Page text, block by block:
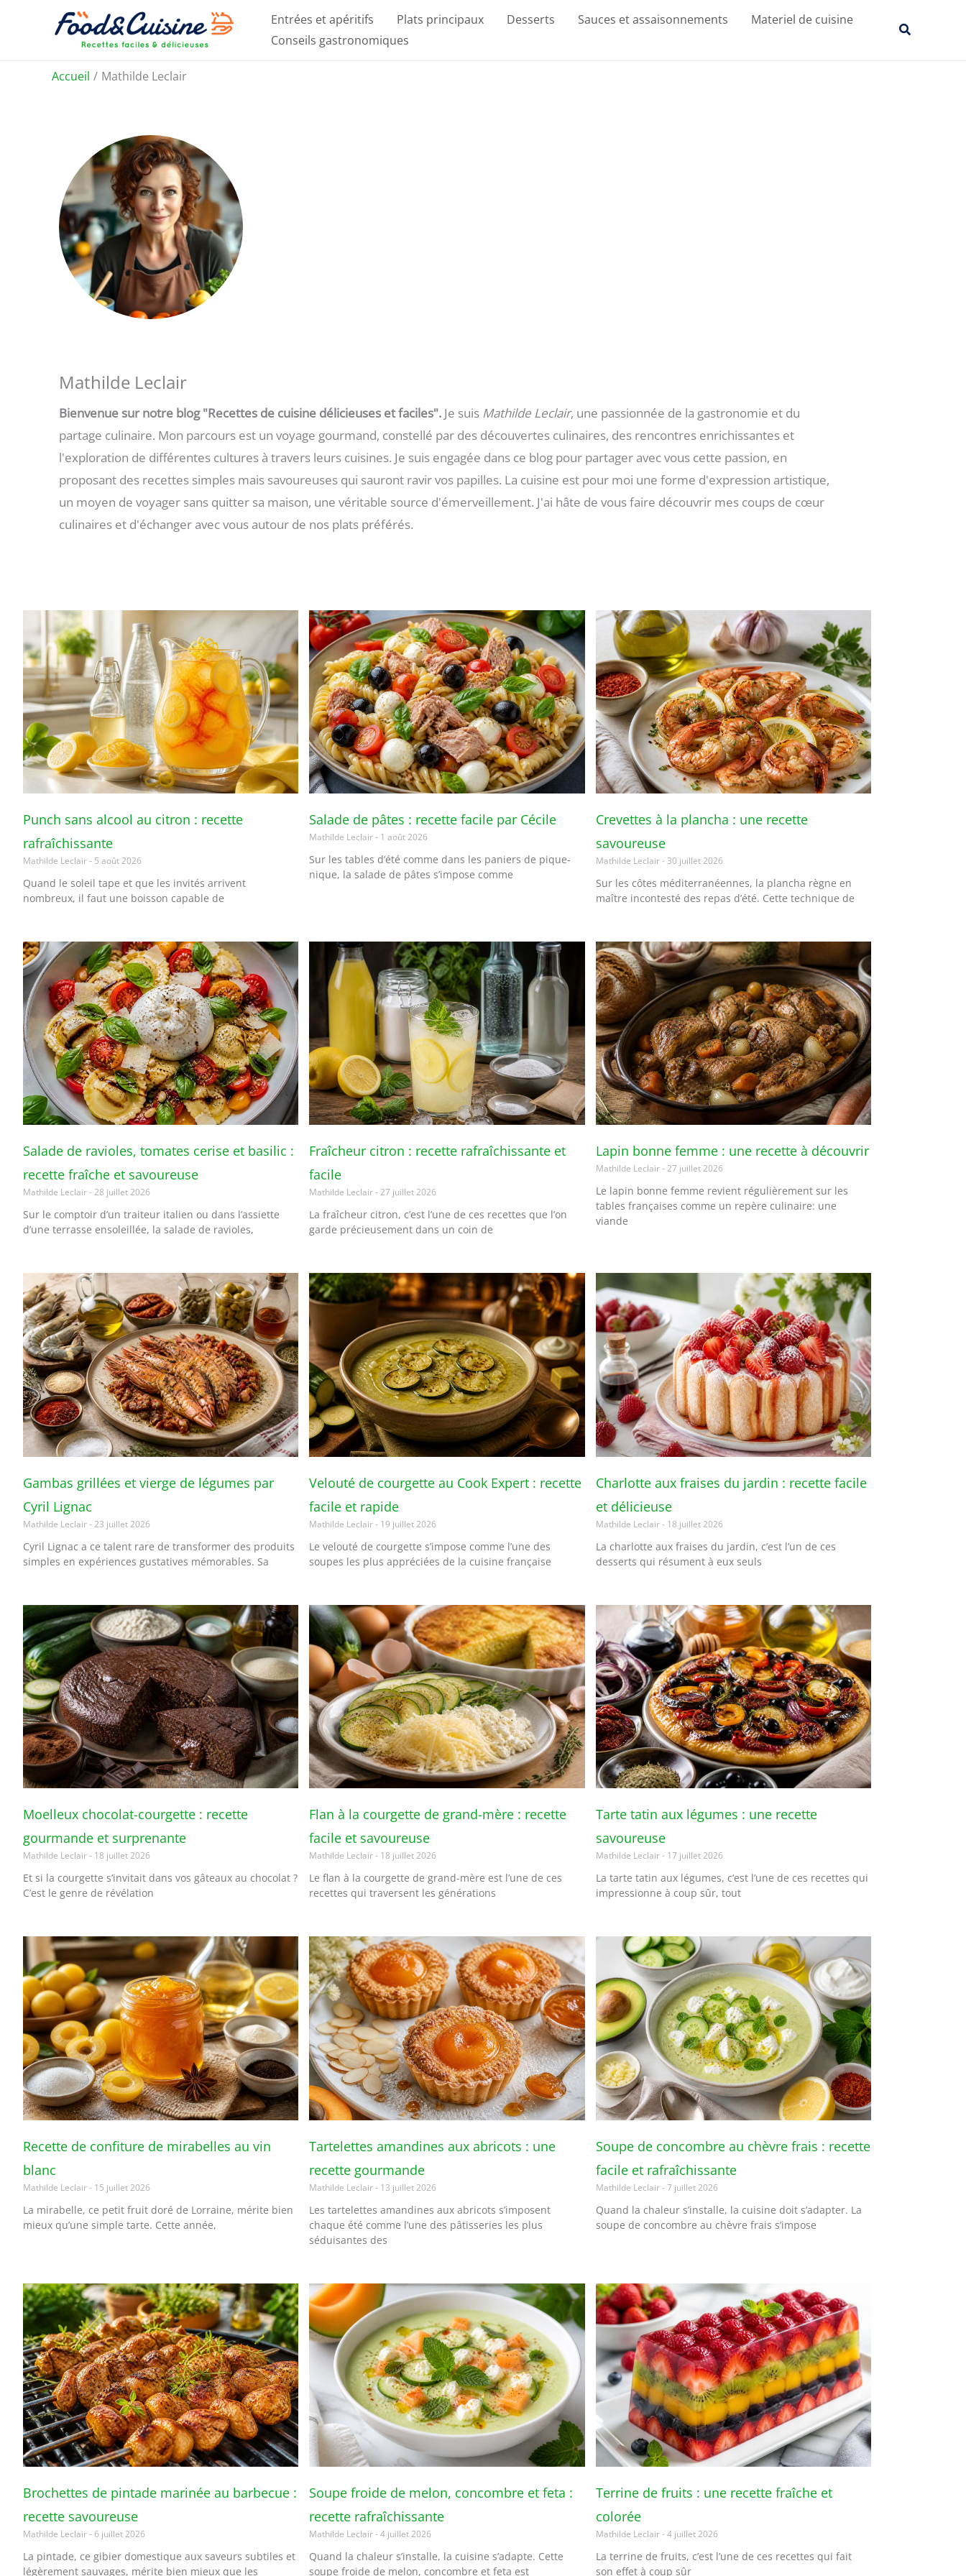
Entrées et apéritifs Plats principaux Desserts Sauces et assaisonnements
Materiel de cuisine
Conseils gastronomiques
Rechercher
Accueil Mathilde Leclair
Mathilde Leclair
Bienvenue sur notre blog "Recettes de cuisine délicieuses et faciles". Je suis Mathilde Leclair, une passionnée de la gastronomie et du
partage culinaire. Mon parcours est un voyage gourmand, constellé par des découvertes culinaires, des rencontres enrichissantes et
l'exploration de différentes cultures à travers leurs cuisines. Je suis engagée dans ce blog pour partager avec vous cette passion, en
proposant des recettes simples mais savoureuses qui sauront ravir vos papilles. La cuisine est pour moi une forme d'expression artistique,
un moyen de voyager sans quitter sa maison, une véritable source d'émerveillement. J'ai hâte de vous faire découvrir mes coups de cœur
culinaires et d'échanger avec vous autour de nos plats préférés.
Punch sans alcool au citron : recette
rafraîchissante
Mathilde Leclair 5 août 2026
Quand le soleil tape et que les invités arrivent
nombreux, il faut une boisson capable de
Salade de pâtes : recette facile par Cécile
Mathilde Leclair 1 août 2026
Sur les tables d’été comme dans les paniers de pique-
nique, la salade de pâtes s’impose comme
Crevettes à la plancha : une recette
savoureuse
Mathilde Leclair 30 juillet 2026
Sur les côtes méditerranéennes, la plancha règne en
maître incontesté des repas d’été. Cette technique de
Salade de ravioles, tomates cerise et basilic :
recette fraîche et savoureuse
Mathilde Leclair 28 juillet 2026
Sur le comptoir d’un traiteur italien ou dans l’assiette
d’une terrasse ensoleillée, la salade de ravioles,
Fraîcheur citron : recette rafraîchissante et
facile
Mathilde Leclair 27 juillet 2026
La fraîcheur citron, c’est l’une de ces recettes que l’on
garde précieusement dans un coin de
Lapin bonne femme : une recette à découvrir
Mathilde Leclair 27 juillet 2026
Le lapin bonne femme revient régulièrement sur les
tables françaises comme un repère culinaire: une
viande
Gambas grillées et vierge de légumes par
Cyril Lignac
Mathilde Leclair 23 juillet 2026
Cyril Lignac a ce talent rare de transformer des produits
simples en expériences gustatives mémorables. Sa
Velouté de courgette au Cook Expert : recette
facile et rapide
Mathilde Leclair 19 juillet 2026
Le velouté de courgette s’impose comme l’une des
soupes les plus appréciées de la cuisine française
Charlotte aux fraises du jardin : recette facile
et délicieuse
Mathilde Leclair 18 juillet 2026
La charlotte aux fraises du jardin, c’est l’un de ces
desserts qui résument à eux seuls
Moelleux chocolat-courgette : recette
gourmande et surprenante
Mathilde Leclair 18 juillet 2026
Et si la courgette s’invitait dans vos gâteaux au chocolat ?
C’est le genre de révélation
Flan à la courgette de grand-mère : recette
facile et savoureuse
Mathilde Leclair 18 juillet 2026
Le flan à la courgette de grand-mère est l’une de ces
recettes qui traversent les générations
Tarte tatin aux légumes : une recette
savoureuse
Mathilde Leclair 17 juillet 2026
La tarte tatin aux légumes, c’est l’une de ces recettes qui
impressionne à coup sûr, tout
Recette de confiture de mirabelles au vin
blanc
Mathilde Leclair 15 juillet 2026
La mirabelle, ce petit fruit doré de Lorraine, mérite bien
mieux qu’une simple tarte. Cette année,
Tartelettes amandines aux abricots : une
recette gourmande
Mathilde Leclair 13 juillet 2026
Les tartelettes amandines aux abricots s’imposent
chaque été comme l’une des pâtisseries les plus
séduisantes des
Soupe de concombre au chèvre frais : recette
facile et rafraîchissante
Mathilde Leclair 7 juillet 2026
Quand la chaleur s’installe, la cuisine doit s’adapter. La
soupe de concombre au chèvre frais s’impose
Brochettes de pintade marinée au barbecue :
recette savoureuse
Mathilde Leclair 6 juillet 2026
La pintade, ce gibier domestique aux saveurs subtiles et
légèrement sauvages, mérite bien mieux que les
Soupe froide de melon, concombre et feta :
recette rafraîchissante
Mathilde Leclair 4 juillet 2026
Quand la chaleur s’installe, la cuisine s’adapte. Cette
soupe froide de melon, concombre et feta est
Terrine de fruits : une recette fraîche et
colorée
Mathilde Leclair 4 juillet 2026
La terrine de fruits, c’est l’une de ces recettes qui fait
son effet à coup sûr